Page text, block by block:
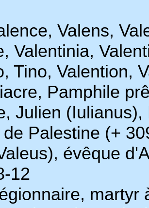
Valens,
Valentinia,
Tino, Valention,
Pamphile
Julien
de Palestine (+
évêque
12
martyr